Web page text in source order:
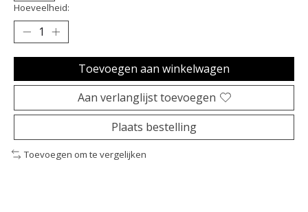
Hoeveelheid:
Toevoegen aan winkelwagen
Aan verlanglijst toevoegen
Plaats bestelling
Toevoegen om te vergelijken